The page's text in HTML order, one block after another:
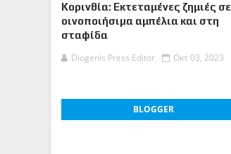
Κορινθία: Εκτεταμένες ζημιές σε
οινοποιήσιµα αμπέλια και στη
σταφίδα
Diogenis Press Editor
Οκτ 03, 2023
BLOGGER